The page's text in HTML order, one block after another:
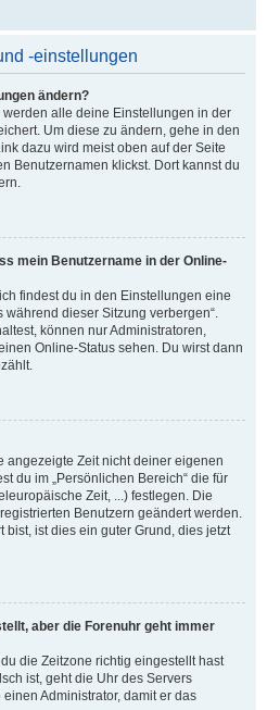
-einstellungen
ändern?
alle deine Einstellungen in der
Um diese zu ändern, gehe in den
dazu wird meist oben auf der Seite
Benutzernamen klickst. Dort kannst du
mein Benutzername in der Online-
findest du in den Einstellungen eine
während dieser Sitzung verbergen“.
können nur Administratoren,
Online-Status sehen. Du wirst dann
angezeigte Zeit nicht deiner eigenen
du im „Persönlichen Bereich“ die für
Zeit, ...) festlegen. Die
Benutzern geändert werden.
bist, ist dies ein guter Grund, dies jetzt
aber die Forenuhr geht immer
die Zeitzone richtig eingestellt hast
ist, geht die Uhr des Servers
Administrator, damit er das